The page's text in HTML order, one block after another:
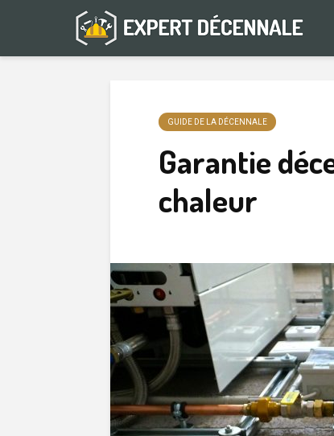
GUIDE DE LA DÉCENNALE
Garantie
chaleur